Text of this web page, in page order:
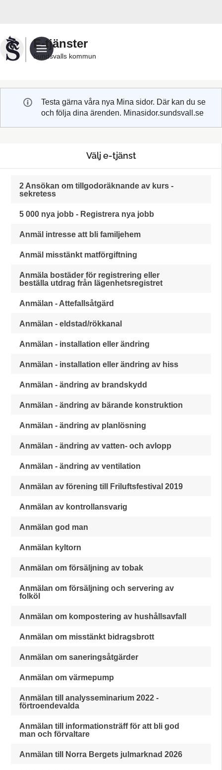
Sundsvalls
kommuns
e-
E-tjänster
Sundsvalls kommun
Testa gärna våra nya Mina sidor. Där kan du se
och följa dina ärenden. Minasidor.sundsvall.se
Välj e-tjänst
2 Ansökan om tillgodoräknande av kurs -
sekretess
5 000 nya jobb - Registrera nya jobb
Anmäl intresse att bli familjehem
Anmäl misstänkt matförgiftning
Anmäla bostäder för registrering eller
beställa utdrag från lägenhetsregistret
Anmälan - Attefallsåtgärd
Anmälan - eldstad/rökkanal
Anmälan - installation eller ändring
Anmälan - installation eller ändring av hiss
Anmälan - ändring av brandskydd
Anmälan - ändring av bärande konstruktion
Anmälan - ändring av planlösning
Anmälan - ändring av vatten- och avlopp
Anmälan - ändring av ventilation
Anmälan av förening till Friluftsfestival 2019
Anmälan av kontrollansvarig
Anmälan god man
Anmälan kyltorn
Anmälan om försäljning av tobak
Anmälan om försäljning och servering av
folköl
Anmälan om kompostering av hushållsavfall
Anmälan om misstänkt bidragsbrott
Anmälan om saneringsåtgärder
Anmälan om värmepump
Anmälan till analysseminarium 2022 -
förtroendevalda
Anmälan till informationsträff för att bli god
man och förvaltare
Anmälan till Norra Bergets julmarknad 2026